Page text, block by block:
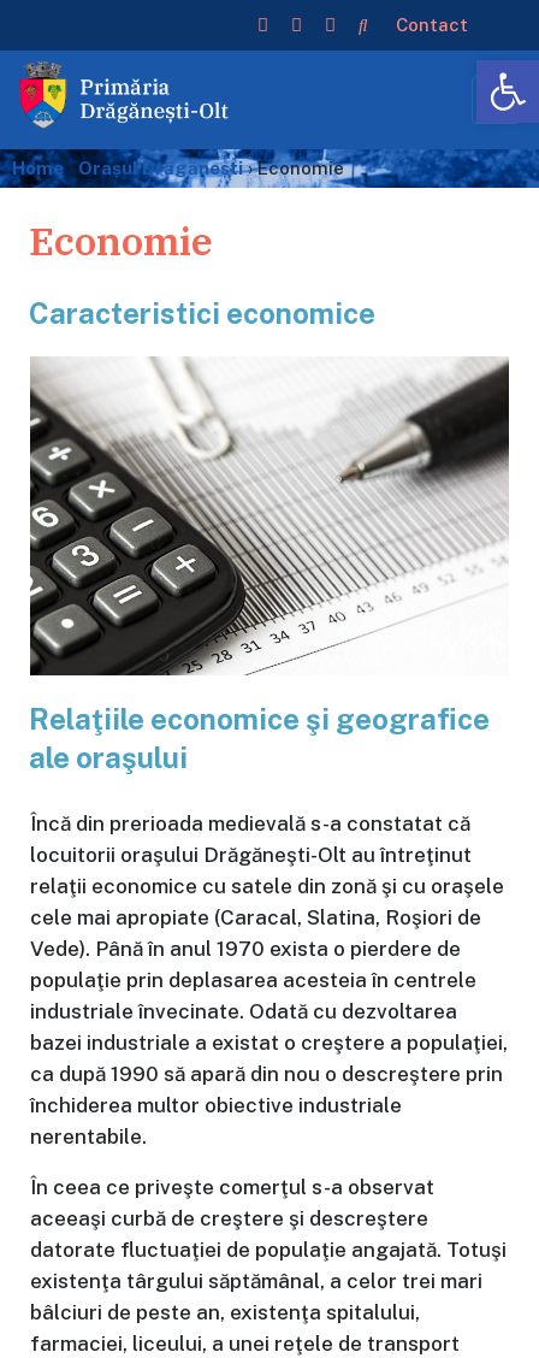
Home›Orașul Drăgănești›Economie
Contact
Economie
Caracteristici economice
Relaţiile economice şi geografice
ale oraşului
Încă din prerioada medievală s-a constatat că
locuitorii oraşului Drăgăneşti-Olt au întreţinut
relaţii economice cu satele din zonă şi cu oraşele
cele mai apropiate (Caracal, Slatina, Roşiori de
Vede). Până în anul 1970 exista o pierdere de
populaţie prin deplasarea acesteia în centrele
industriale învecinate. Odată cu dezvoltarea
bazei industriale a existat o creştere a populaţiei,
ca după 1990 să apară din nou o descreştere prin
închiderea multor obiective industriale
nerentabile.
În ceea ce priveşte comerţul s-a observat
aceeaşi curbă de creştere şi descreştere
datorate fluctuaţiei de populaţie angajată. Totuşi
existenţa târgului săptămânal, a celor trei mari
bâlciuri de peste an, existenţa spitalului,
farmaciei, liceului, a unei reţele de transport